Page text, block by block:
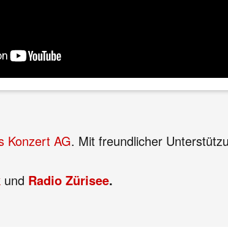
Konzert AG. Mit freundlicher
und Radio Zürisee.